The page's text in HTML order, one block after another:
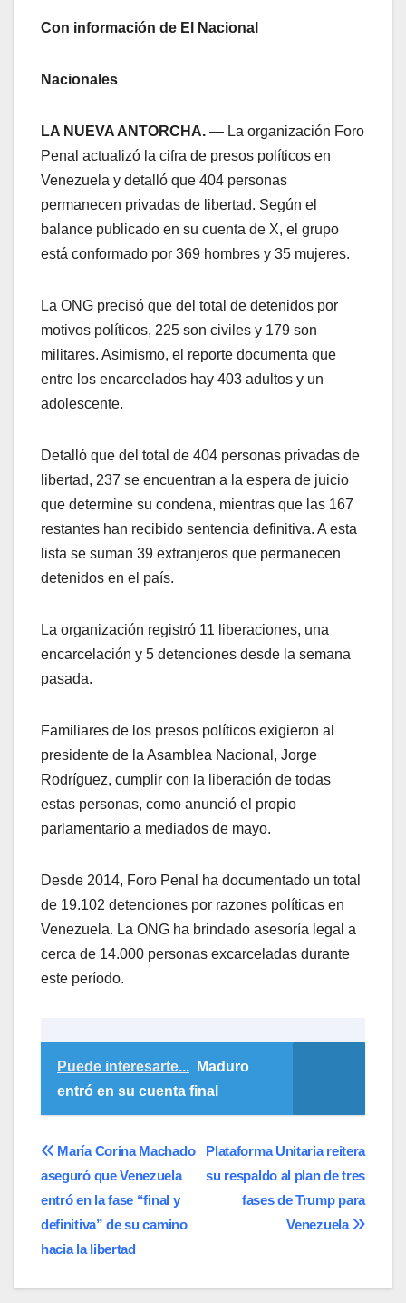
Con información de El Nacional
Nacionales
LA NUEVA ANTORCHA. — La organización Foro
Penal actualizó la cifra de presos políticos en
Venezuela y detalló que 404 personas
permanecen privadas de libertad. Según el
balance publicado en su cuenta de X, el grupo
está conformado por 369 hombres y 35 mujeres.
La ONG precisó que del total de detenidos por
motivos políticos, 225 son civiles y 179 son
militares. Asimismo, el reporte documenta que
entre los encarcelados hay 403 adultos y un
adolescente.
Detalló que del total de 404 personas privadas de
libertad, 237 se encuentran a la espera de juicio
que determine su condena, mientras que las 167
restantes han recibido sentencia definitiva. A esta
lista se suman 39 extranjeros que permanecen
detenidos en el país.
La organización registró 11 liberaciones, una
encarcelación y 5 detenciones desde la semana
pasada.
Familiares de los presos políticos exigieron al
presidente de la Asamblea Nacional, Jorge
Rodríguez, cumplir con la liberación de todas
estas personas, como anunció el propio
parlamentario a mediados de mayo.
Desde 2014, Foro Penal ha documentado un total
de 19.102 detenciones por razones políticas en
Venezuela. La ONG ha brindado asesoría legal a
cerca de 14.000 personas excarceladas durante
este período.
Puede interesarte...
Maduro
entró en su cuenta final
Navegación
de
entradas
Plataforma Unitaria reitera
su respaldo al plan de tres
fases de Trump para
Venezuela
María Corina Machado
aseguró que Venezuela
entró en la fase “final y
definitiva” de su camino
hacia la libertad